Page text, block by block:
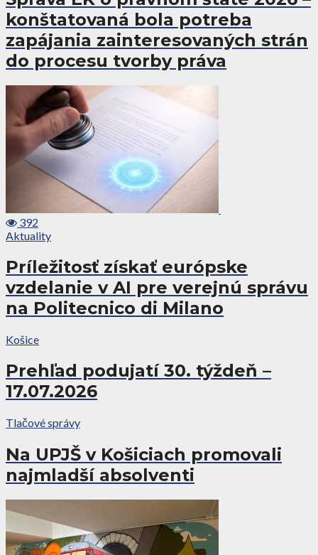
konštatovaná bola potreba
zapájania zainteresovaných strán
do procesu tvorby práva
392
Aktuality
Príležitosť získať európske
vzdelanie v AI pre verejnú správu
na Politecnico di Milano
Košice
Prehľad podujatí 30. týždeň –
17.07.2026
Tlačové správy
Na UPJŠ v Košiciach promovali
najmladší absolventi